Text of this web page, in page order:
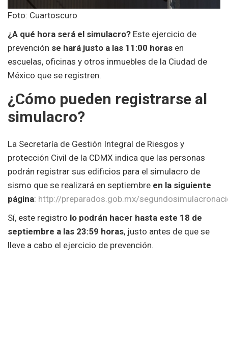
Foto: Cuartoscuro
¿A qué hora será el simulacro? Este ejercicio de
prevención se hará justo a las 11:00 horas en
escuelas, oficinas y otros inmuebles de la Ciudad de
México que se registren.
¿Cómo pueden registrarse al
simulacro?
La Secretaría de Gestión Integral de Riesgos y
protección Civil de la CDMX indica que las personas
podrán registrar sus edificios para el simulacro de
sismo que se realizará en septiembre en la siguiente
página: http://preparados.gob.mx/
Sí, este registro lo podrán hacer hasta este 18 de
septiembre a las 23:59 horas, justo antes de que se
lleve a cabo el ejercicio de prevención.